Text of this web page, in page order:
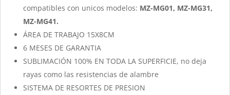
compatibles con unicos modelos: MZ-MG01, MZ-MG31,
MZ-MG41.
ÁREA DE TRABAJO 15X8CM
6 MESES DE GARANTIA
SUBLIMACIÓN 100% EN TODA LA SUPERFICIE, no deja
rayas como las resistencias de alambre
SISTEMA DE RESORTES DE PRESION